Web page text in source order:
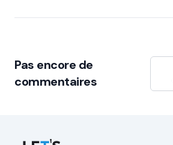
Pas encore de
commentaires